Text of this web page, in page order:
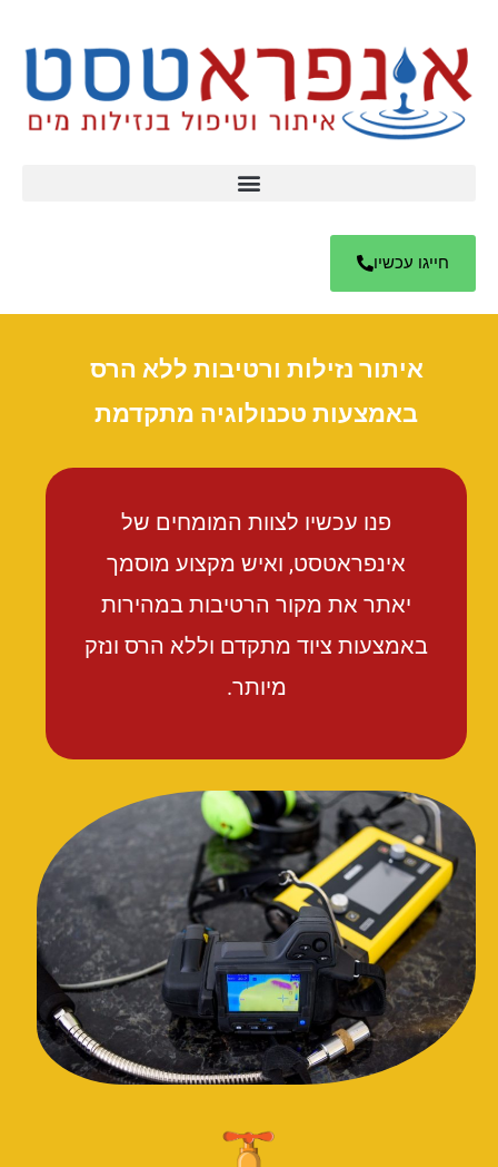
חייגו עכשיו
איתור נזילות ורטיבות ללא הרס
באמצעות טכנולוגיה מתקדמת
פנו עכשיו לצוות המומחים של
אינפראטסט, ואיש מקצוע מוסמך
יאתר את מקור הרטיבות במהירות
באמצעות ציוד מתקדם וללא הרס ונזק
מיותר.